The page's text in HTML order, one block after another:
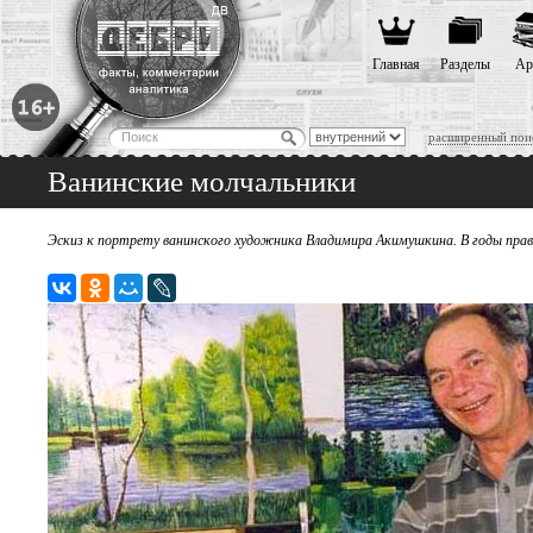
расширенный
Главная Разделы
Ванинские молчальники
Эскиз к портрету ванинского художника Владимира Акимушкина. В годы